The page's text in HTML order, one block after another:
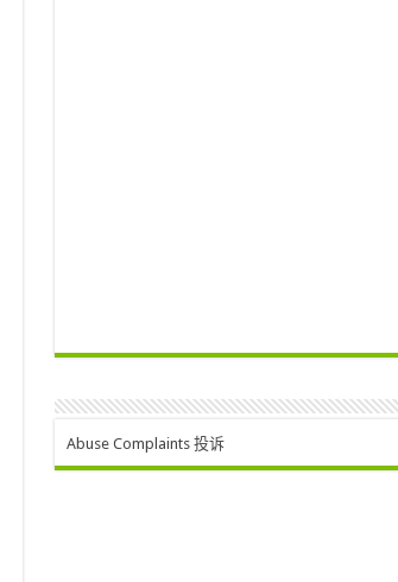
Abuse Complaints 投诉